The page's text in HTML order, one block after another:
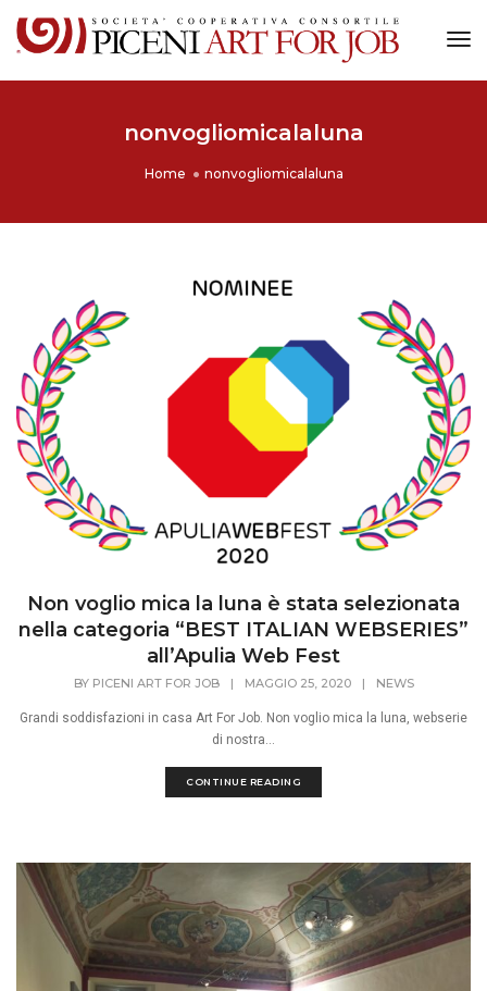
nonvogliomicalaluna
Home nonvogliomicalaluna
Non voglio mica la luna è stata selezionata
nella categoria “BEST ITALIAN WEBSERIES”
all’Apulia Web Fest
BY PICENI ART FOR JOB | MAGGIO 25, 2020 | NEWS
Grandi soddisfazioni in casa Art For Job. Non voglio mica la luna, webserie
di nostra...
CONTINUE READING